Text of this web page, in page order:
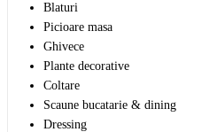
Blaturi
Picioare masa
Ghivece
Plante decorative
Coltare
Scaune bucatarie & dining
Dressing